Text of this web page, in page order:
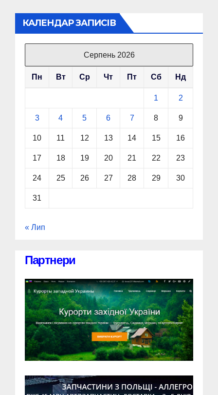
КАЛЕНДАР ЗАПИСІВ
Серпень 2026
Пн Вт Ср Чт Пт Сб Нд
1 2
3 4 5 6 7 8 9
10 11 12 13 14 15 16
17 18 19 20 21 22 23
24 25 26 27 28 29 30
31
« Лип
Партнери